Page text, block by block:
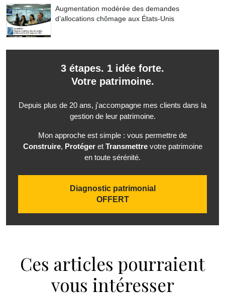
Augmentation modérée des demandes
d’allocations chômage aux États-Unis
3 étapes. 1 idée forte.
Votre patrimoine.
Depuis plus de 20 ans, j'accompagne mes clients dans la
gestion de leur patrimoine.
Mon approche est simple : vous permettre de
Construire, Protégeret Transmettrevotre patrimoine
en toute sérénité.
Diagnostic patrimonial
OFFERT
Ces articles pourraient
vous intéresser